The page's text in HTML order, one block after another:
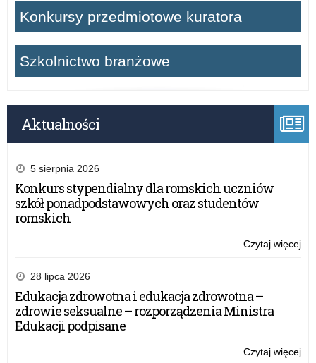
Konkursy przedmiotowe kuratora
Szkolnictwo branżowe
Aktualności
5 sierpnia 2026
Konkurs stypendialny dla romskich uczniów
szkół ponadpodstawowych oraz studentów
romskich
Czytaj więcej
28 lipca 2026
Edukacja zdrowotna i edukacja zdrowotna –
zdrowie seksualne – rozporządzenia Ministra
Edukacji podpisane
Czytaj więcej